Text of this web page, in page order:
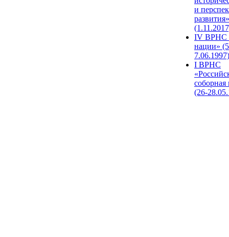
и
развития»
IV ВРНС
нации»
7.06.1997)
I ВРНС
(26-